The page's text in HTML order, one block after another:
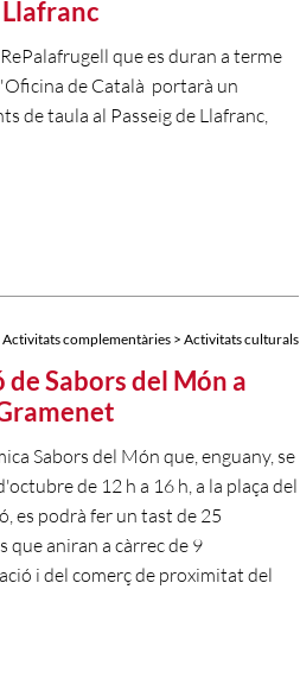
que es duran a terme
de Català portarà un
de taula al Passeig de Llafranc,
Activitats complementàries > Activitats culturals
Sabors del Món a
Sabors del Món que, enguany, se
de 12 h a 16 h, a la plaça del
es podrà fer un tast de 25
aniran a càrrec de 9
i del comerç de proximitat del